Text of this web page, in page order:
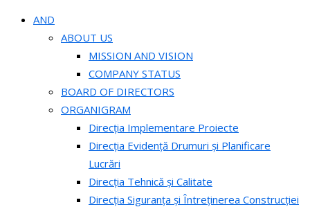
AND
ABOUT US
MISSION AND VISION
COMPANY STATUS
BOARD OF DIRECTORS
ORGANIGRAM
Direcția Implementare Proiecte
Direcția Evidență Drumuri și Planificare
Lucrări
Direcția Tehnică și Calitate
Direcția Siguranța și Întreținerea Construcției